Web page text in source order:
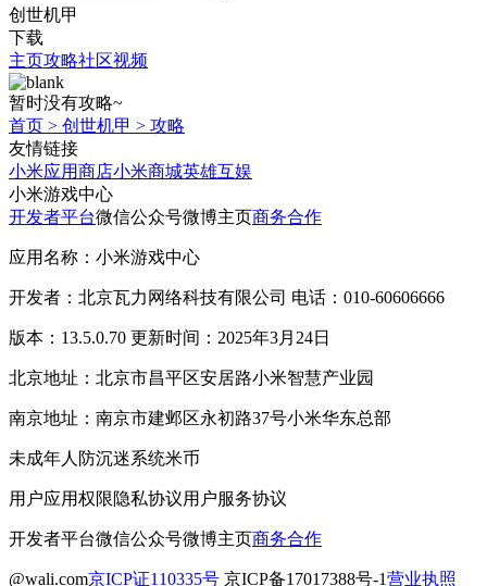
创世机甲
下载
主页攻略社区视频
暂时没有攻略~
首页 > 创世机甲 > 攻略
友情链接
小米应用商店小米商城英雄互娱
小米游戏中心
开发者平台微信公众号微博主页商务合作
应用名称：小米游戏中心
开发者：北京瓦力网络科技有限公司 电话：010-60606666
版本：13.5.0.70 更新时间：2025年3月24日
北京地址：北京市昌平区安居路小米智慧产业园
南京地址：南京市建邺区永初路37号小米华东总部
未成年人防沉迷系统米币
用户应用权限隐私协议用户服务协议
开发者平台微信公众号微博主页商务合作
@wali.com京ICP证110335号 京ICP备17017388号-1营业执照